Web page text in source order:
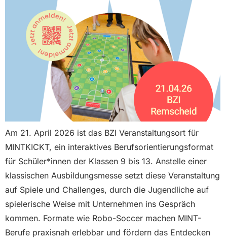
Am 21. April 2026 ist das BZI Veranstaltungsort für
MINTKICKT, ein interaktives Berufsorientierungsformat
für Schüler*innen der Klassen 9 bis 13. Anstelle einer
klassischen Ausbildungsmesse setzt diese Veranstaltung
auf Spiele und Challenges, durch die Jugendliche auf
spielerische Weise mit Unternehmen ins Gespräch
kommen. Formate wie Robo-Soccer machen MINT-
Berufe praxisnah erlebbar und fördern das Entdecken